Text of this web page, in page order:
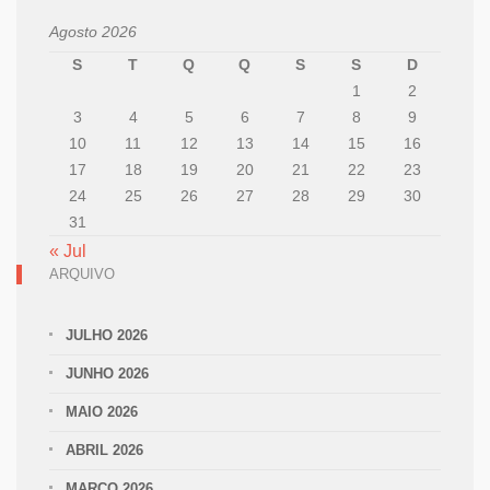
Agosto 2026
S
T Q Q S S
D
1
2
3
4 5 6 7 8
9
10
11 12 13 14 15
16
17
18 19 20 21 22
23
24
25 26 27 28 29
30
31
« Jul
ARQUIVO
JULHO 2026
JUNHO 2026
MAIO 2026
ABRIL 2026